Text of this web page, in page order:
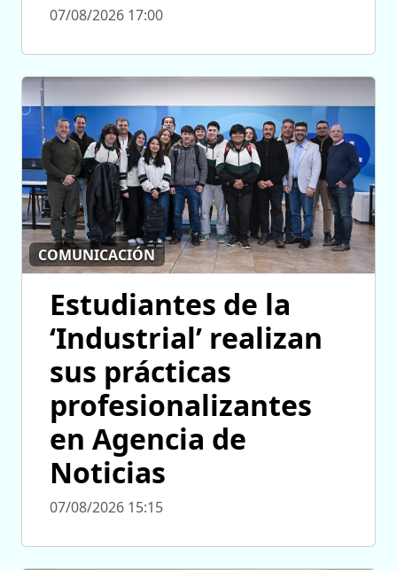
07/08/2026 17:00
COMUNICACIÓN
Estudiantes de la
‘Industrial’ realizan
sus prácticas
profesionalizantes
en Agencia de
Noticias
07/08/2026 15:15